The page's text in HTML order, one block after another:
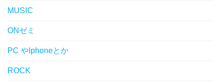
MUSIC
ONゼミ
PC やIphoneとか
ROCK